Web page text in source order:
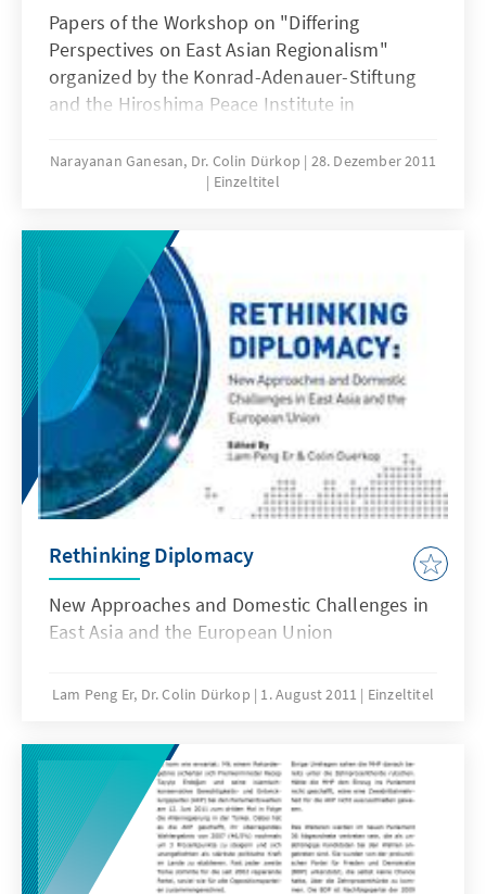
Papers of the Workshop on "Differing
Perspectives on East Asian Regionalism"
organized by the Konrad-Adenauer-Stiftung
and the Hiroshima Peace Institute in
Narayanan Ganesan, Dr. Colin Dürkop
28. Dezember 2011
Einzeltitel
Rethinking Diplomacy
New Approaches and Domestic Challenges in
East Asia and the European Union
Lam Peng Er, Dr. Colin Dürkop 1. August 2011 Einzeltitel